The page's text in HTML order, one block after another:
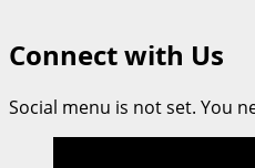
College
Vibhavadi
Connect with Us
Social menu is not set. You